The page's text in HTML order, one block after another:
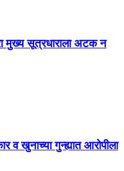
मुख्य सूत्रधाराला अटक न
व खुनाच्या गुन्ह्यात आरोपीला